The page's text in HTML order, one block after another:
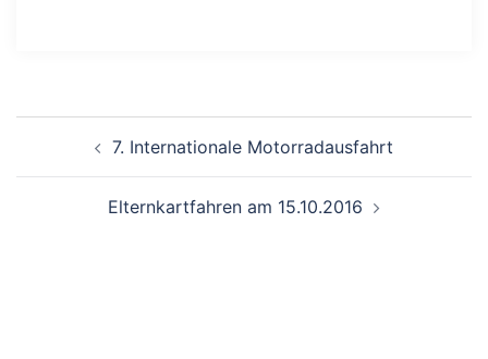
7. Internationale Motorradausfahrt
Elternkartfahren am 15.10.2016